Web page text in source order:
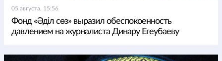
05 августа, 15:56
Фонд «Әділ сөз» выразил обеспокоенность
давлением на журналиста Динару Егеубаеву